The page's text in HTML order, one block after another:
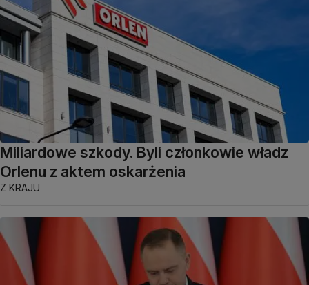
Miliardowe szkody. Byli członkowie władz
Orlenu z aktem oskarżenia
Z KRAJU